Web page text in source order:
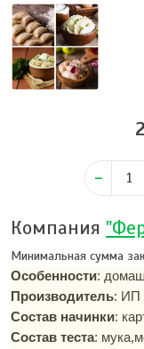
Компания
Минимальная сумма
Особенности:
Производитель: ИП
Состав начинки:
Состав теста: